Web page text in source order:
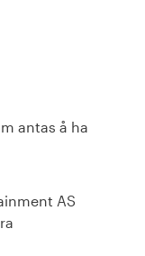
antas å ha
AS